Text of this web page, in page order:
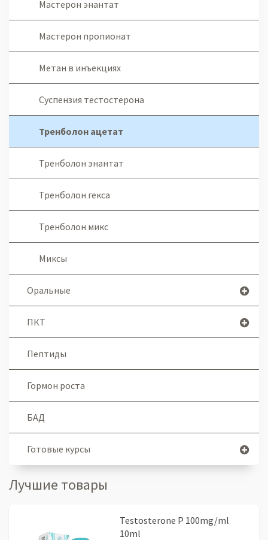
Мастерон энантат
Мастерон пропионат
Метан в инъекциях
Суспензия тестостерона
Тренболон ацетат
Тренболон энантат
Тренболон гекса
Тренболон микс
Миксы
Оральные
ПКТ
Пептиды
Гормон роста
БАД
Готовые курсы
Лучшие товары
Testosterone P 100mg/ml
10ml